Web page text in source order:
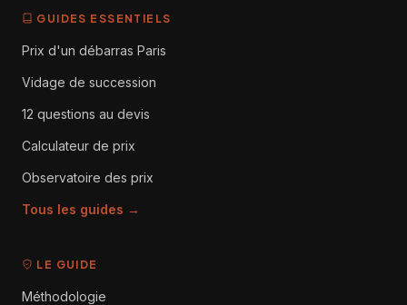
GUIDES ESSENTIELS
Prix d'un débarras Paris
Vidage de succession
12 questions au devis
Calculateur de prix
Observatoire des prix
Tous les guides →
LE GUIDE
Méthodologie